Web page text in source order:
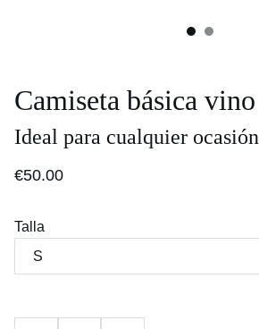
Camiseta básica vino
Ideal para cualquier ocasión
€50.00
Talla